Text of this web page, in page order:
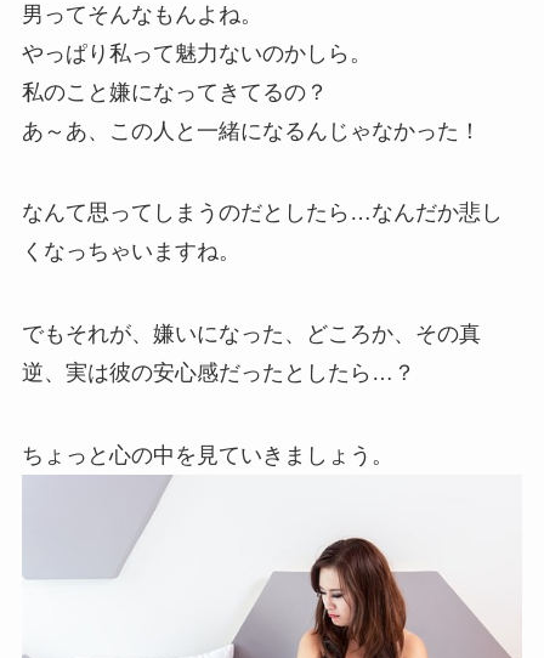
男ってそんなもんよね。
やっぱり私って魅力ないのかしら。
私のこと嫌になってきてるの？
あ～あ、この人と一緒になるんじゃなかった！
なんて思ってしまうのだとしたら…なんだか悲し
くなっちゃいますね。
でもそれが、嫌いになった、どころか、その真
逆、実は彼の安心感だったとしたら…？
ちょっと心の中を見ていきましょう。